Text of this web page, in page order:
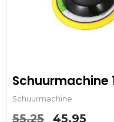
Schuurmachine
Schuurmachine
55,25 45,95